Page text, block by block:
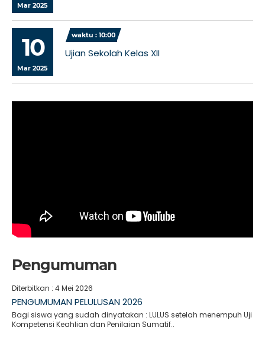
Mar 2025
10
Mar 2025
waktu : 10:00
Ujian Sekolah Kelas XII
Pengumuman
Diterbitkan : 4 Mei 2026
PENGUMUMAN PELULUSAN 2026
Bagi siswa yang sudah dinyatakan : LULUS setelah menempuh Uji
Kompetensi Keahlian dan Penilaian Sumatif..